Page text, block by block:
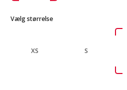
Vælg størrelse
XS S